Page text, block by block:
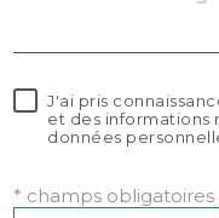
J'ai pris
et des informations
données
* champs obligatoires